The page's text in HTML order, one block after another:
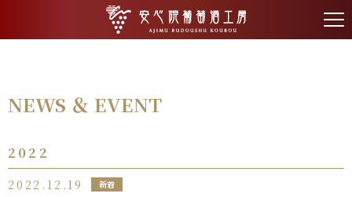
NEWS ＆ EVENT
2022
2022.12.19 新着